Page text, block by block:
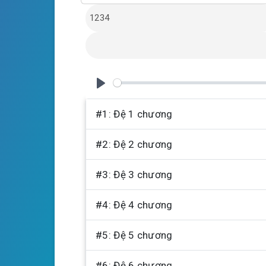
P
l
a
y
#1: Đệ 1 chương
#2: Đệ 2 chương
#3: Đệ 3 chương
#4: Đệ 4 chương
#5: Đệ 5 chương